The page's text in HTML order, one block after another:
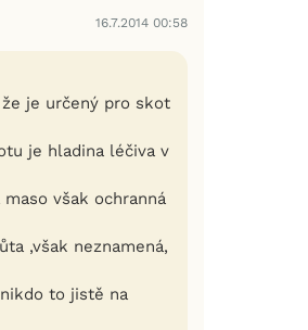
16.7.2014 00:58
je určený pro skot
je hladina léčiva v
však ochranná
,však neznamená,
to jistě na